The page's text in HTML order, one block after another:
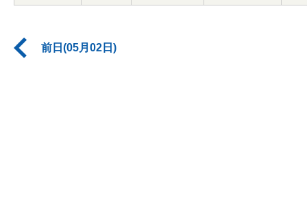
前日(05月02日)